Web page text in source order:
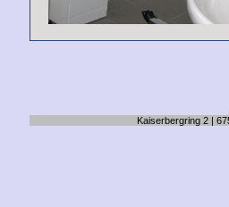
Kaiserbergring 2 |